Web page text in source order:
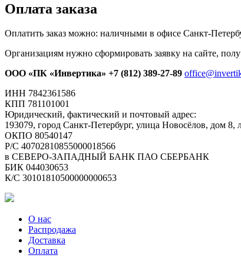
Оплата заказа
Оплатить заказ можно: наличными в офисе Санкт-
Организациям нужно сформировать заявку на сайте,
ООО «ПК «Инвертика» +7 (812) 389-27-89
ИНН 7842361586
КПП 781101001
Юридический, фактический и почтовый адрес:
193079, город Санкт-Петербург, улица Новосёлов, дом 8,
ОКПО 80540147
Р/С 40702810855000018566
в СЕВЕРО-ЗАПАДНЫЙ БАНК ПАО СБЕРБАНК
БИК 044030653
К/С 30101810500000000653
О нас
Распродажа
Доставка
Оплата